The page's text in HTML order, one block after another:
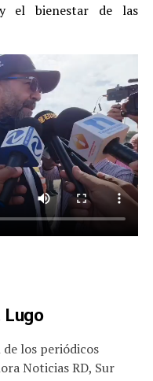
el bienestar de las
Lugo
de los periódicos
Noticias RD, Sur